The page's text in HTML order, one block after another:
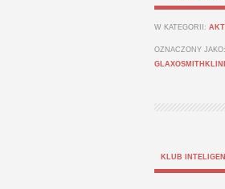
W KATEGORII:
OZNACZONY JAKO:
KLUB